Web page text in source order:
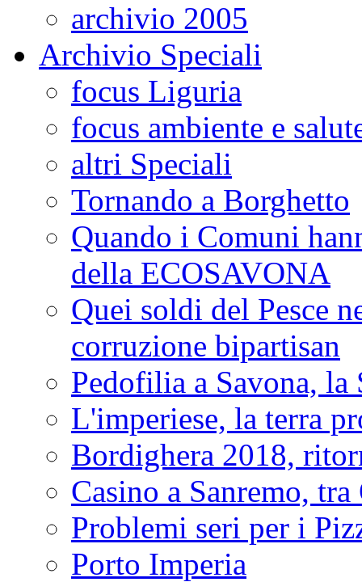
archivio 2005
Archivio Speciali
focus Liguria
focus ambiente e
altri Speciali
Tornando a Borghetto
Quando i Comuni
della ECOSAVONA
Quei soldi del Pesce
corruzione bipartisan
Pedofilia a Savona, la
L'imperiese, la terra
Bordighera 2018,
Casino a Sanremo,
Problemi seri per i
Porto Imperia